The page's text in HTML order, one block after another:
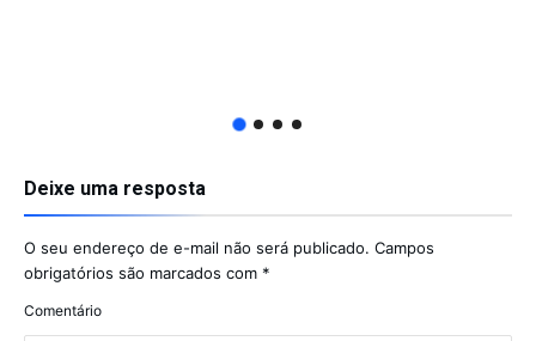
Deixe uma resposta
O seu endereço de e-mail não será publicado. Campos
obrigatórios são marcados com *
Comentário